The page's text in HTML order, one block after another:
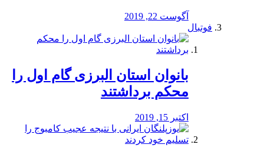
آگوست 22, 2019
فوتبال
بانوان استان البرزی گام اول را
محكم برداشتند
اکتبر 15, 2019